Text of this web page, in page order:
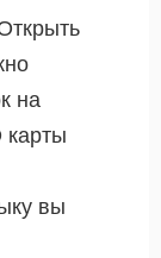
на
карты
вы